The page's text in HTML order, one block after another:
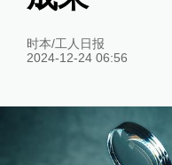
时本/工人日报
2024-12-24 06:56